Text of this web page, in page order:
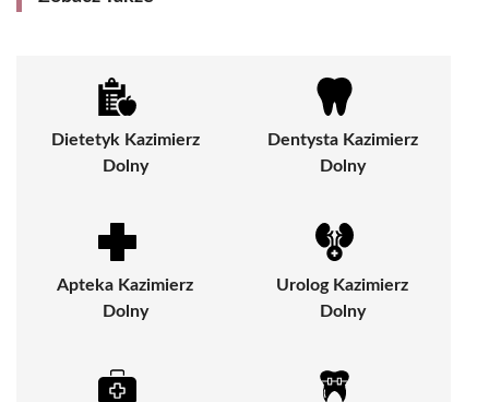
Dietetyk Kazimierz
Dolny
Dentysta Kazimierz
Dolny
Apteka Kazimierz
Dolny
Urolog Kazimierz
Dolny